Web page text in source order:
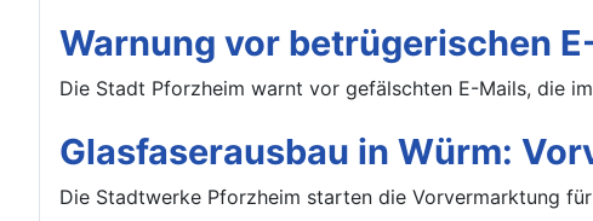
Warnung vor betrügerischen
Die Stadt Pforzheim warnt vor gefälschten E-Mails, die
Glasfaserausbau in Würm:
Die Stadtwerke Pforzheim starten die Vorvermarktung